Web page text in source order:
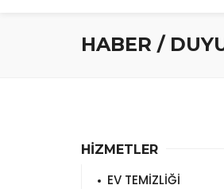
HABER /
HİZMETLER
EV TEMİZLİĞİ